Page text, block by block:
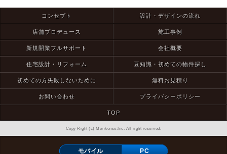
コンセプト 設計・デザインの流れ
店舗プロデュース 施工事例
新規開業フルサポート 会社概要
住宅設計・リフォーム 豆知識・初めての物件探し
初めての方失敗しないために 無料お見積り
お問い合わせ プライバシーポリシー
TOP
Copy Right (c) Morikenso.Inc. All right reserved.
モバイル PC